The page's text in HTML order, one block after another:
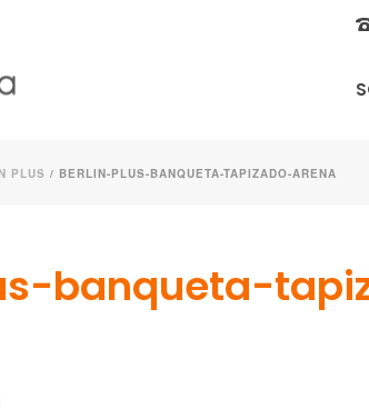
PLUS / BERLIN-PLUS-BANQUETA-TAPIZADO-ARENA
banqueta-